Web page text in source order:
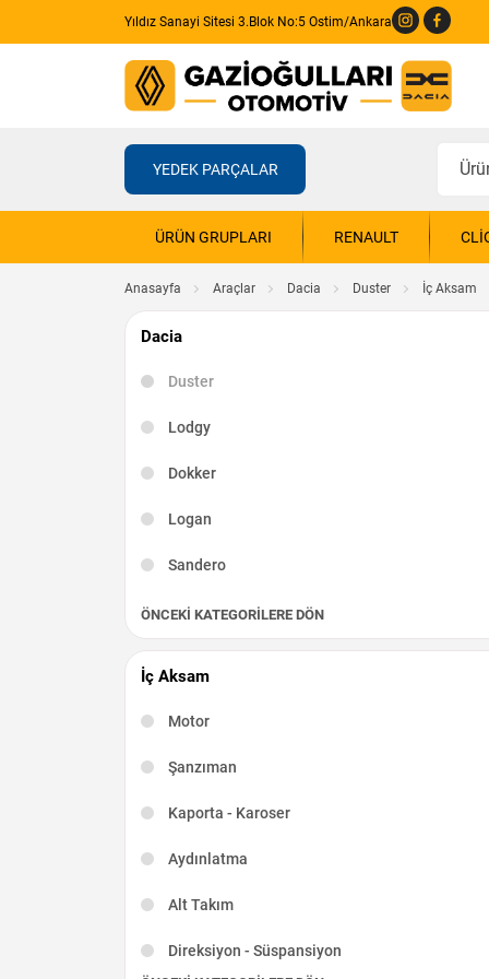
Yıldız Sanayi Sitesi 3.Blok No:5 Ostim/Ankara
YEDEK PARÇALAR
ÜRÜN GRUPLARI RENAULT
Anasayfa Araçlar Dacia Duster İç Aksam
Dacia
Duster
Lodgy
Dokker
Logan
Sandero
ÖNCEKI KATEGORILERE DÖN
İç Aksam
Motor
Şanzıman
Kaporta - Karoser
Aydınlatma
Alt Takım
Direksiyon - Süspansiyon